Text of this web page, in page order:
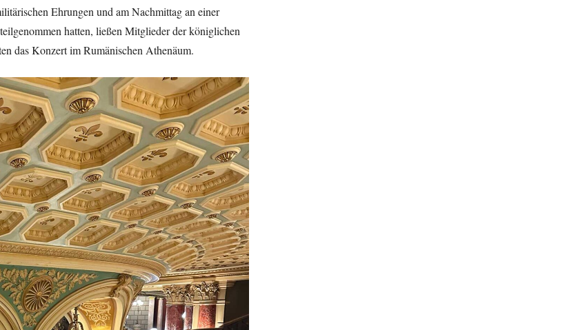
Ehrungen und am Nachmittag an einer
teilgenommen hatten, ließen Mitglieder der königlichen
das Konzert im Rumänischen Athenäum.